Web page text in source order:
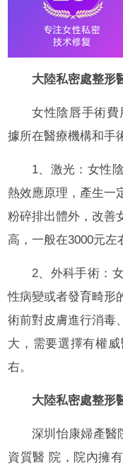
大陸私密處整形
女性陰唇手術費
據所在醫療機構和手
1、激光：女性
熱效應原理，產生一
粉碎排出體外，改善
高，一般在3000元左
2、外科手術：
性病變或者發育畸形
術前對皮膚進行消毒
大，需要選擇有權
右。
大陸私密處整
深圳怡康婦產醫
資質醫 院，院內擁